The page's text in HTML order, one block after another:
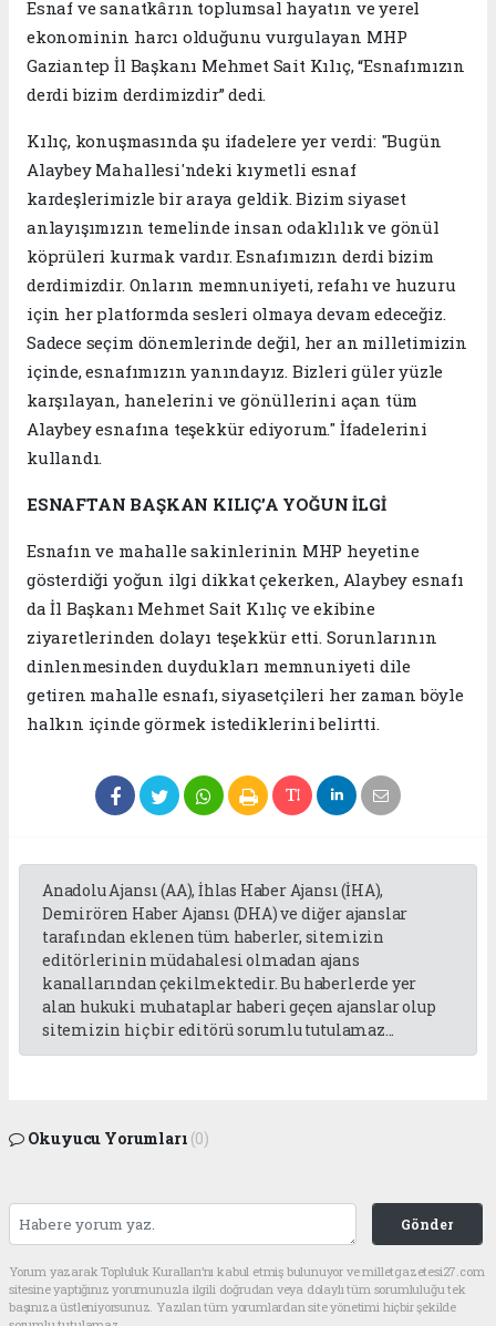
Esnaf ve sanatkârın toplumsal hayatın ve yerel
ekonominin harcı olduğunu vurgulayan MHP
Gaziantep İl Başkanı Mehmet Sait Kılıç, “Esnafımızın
derdi bizim derdimizdir” dedi.
Kılıç, konuşmasında şu ifadelere yer verdi: "Bugün
Alaybey Mahallesi'ndeki kıymetli esnaf
kardeşlerimizle bir araya geldik. Bizim siyaset
anlayışımızın temelinde insan odaklılık ve gönül
köprüleri kurmak vardır. Esnafımızın derdi bizim
derdimizdir. Onların memnuniyeti, refahı ve huzuru
için her platformda sesleri olmaya devam edeceğiz.
Sadece seçim dönemlerinde değil, her an milletimizin
içinde, esnafımızın yanındayız. Bizleri güler yüzle
karşılayan, hanelerini ve gönüllerini açan tüm
Alaybey esnafına teşekkür ediyorum." İfadelerini
kullandı.
ESNAFTAN BAŞKAN KILIÇ’A YOĞUN İLGİ
Esnafın ve mahalle sakinlerinin MHP heyetine
gösterdiği yoğun ilgi dikkat çekerken, Alaybey esnafı
da İl Başkanı Mehmet Sait Kılıç ve ekibine
ziyaretlerinden dolayı teşekkür etti. Sorunlarının
dinlenmesinden duydukları memnuniyeti dile
getiren mahalle esnafı, siyasetçileri her zaman böyle
halkın içinde görmek istediklerini belirtti.
Anadolu Ajansı (AA), İhlas Haber Ajansı (İHA),
Demirören Haber Ajansı (DHA) ve diğer ajanslar
tarafından eklenen tüm haberler, sitemizin
editörlerinin müdahalesi olmadan ajans
kanallarından çekilmektedir. Bu haberlerde yer
alan hukuki muhataplar haberi geçen ajanslar olup
sitemizin hiç bir editörü sorumlu tutulamaz...
Okuyucu Yorumları (0)
Gönder
Yorum yazarak Topluluk Kuralları’nı kabul etmiş bulunuyor ve milletgazetesi27.com
sitesine yaptığınız yorumunuzla ilgili doğrudan veya dolaylı tüm sorumluluğu tek
başınıza üstleniyorsunuz. Yazılan tüm yorumlardan site yönetimi hiçbir şekilde